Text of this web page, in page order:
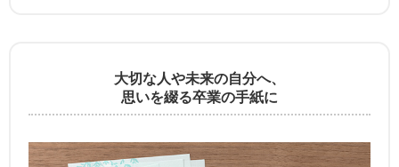
大切な人や未来の自分へ、
思いを綴る卒業の手紙に